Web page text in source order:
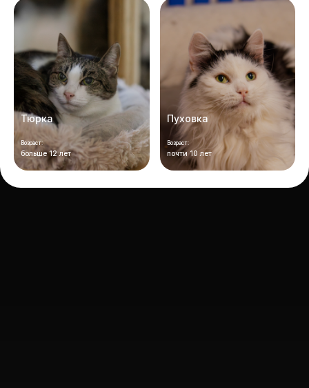
Тюрка
Возраст:
больше 12 лет
Пуховка
Возраст:
почти 10 лет